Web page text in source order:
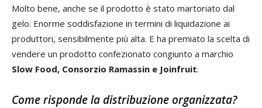
Molto bene, anche se il prodotto è stato martoriato dal
gelo. Enorme soddisfazione in termini di liquidazione ai
produttori, sensibilmente più alta. E ha premiato la scelta di
vendere un prodotto confezionato congiunto a marchio
Slow Food, Consorzio Ramassin e Joinfruit.
Come risponde la distribuzione organizzata?